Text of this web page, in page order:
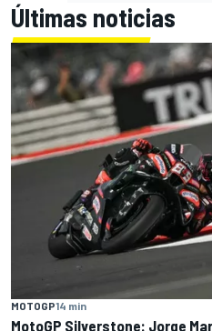
Últimas noticias
MOTOGP14 min
MotoGP Silverstone: Jorge